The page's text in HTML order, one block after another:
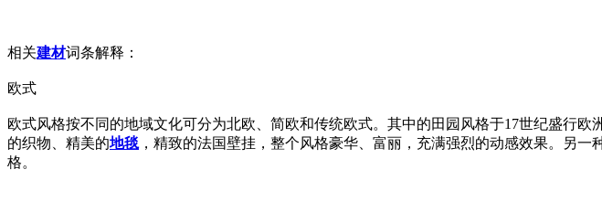
相关建材词条解释：
欧式
欧式风格按不同的地域文化可分为北欧、简欧和传统欧式。其中的田园风格于17世纪盛行
的织物、精美的地毯 ，精致的法国壁挂，整个风格豪华、富丽，充满强烈的动感效果。另
格。